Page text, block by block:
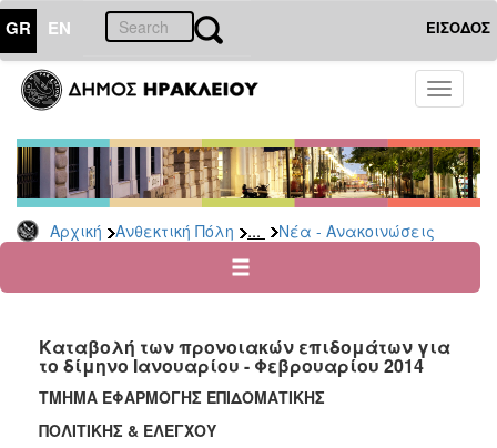
GR EN ΕΙΣΟΔΟΣ
Toggle
Αρχική Ανθεκτική Πόλη ... Νέα - Ανακοινώσεις
ΑΝΘΕΚΤΙΚΗ
ΠΟΛΗ
Κοινωνική
Πολιτική
Νέα
Ανακοινώσεις
για
Οικονομική
Αδυναμία
Φυσικές
Καταβολή των προνοιακών επιδομάτων για
το δίμηνο Ιανουαρίου - Φεβρουαρίου 2014
ΤΜΗΜΑ ΕΦΑΡΜΟΓΗΣ ΕΠΙΔΟΜΑΤΙΚΗΣ
ΠΟΛΙΤΙΚΗΣ & ΕΛΕΓΧΟΥ